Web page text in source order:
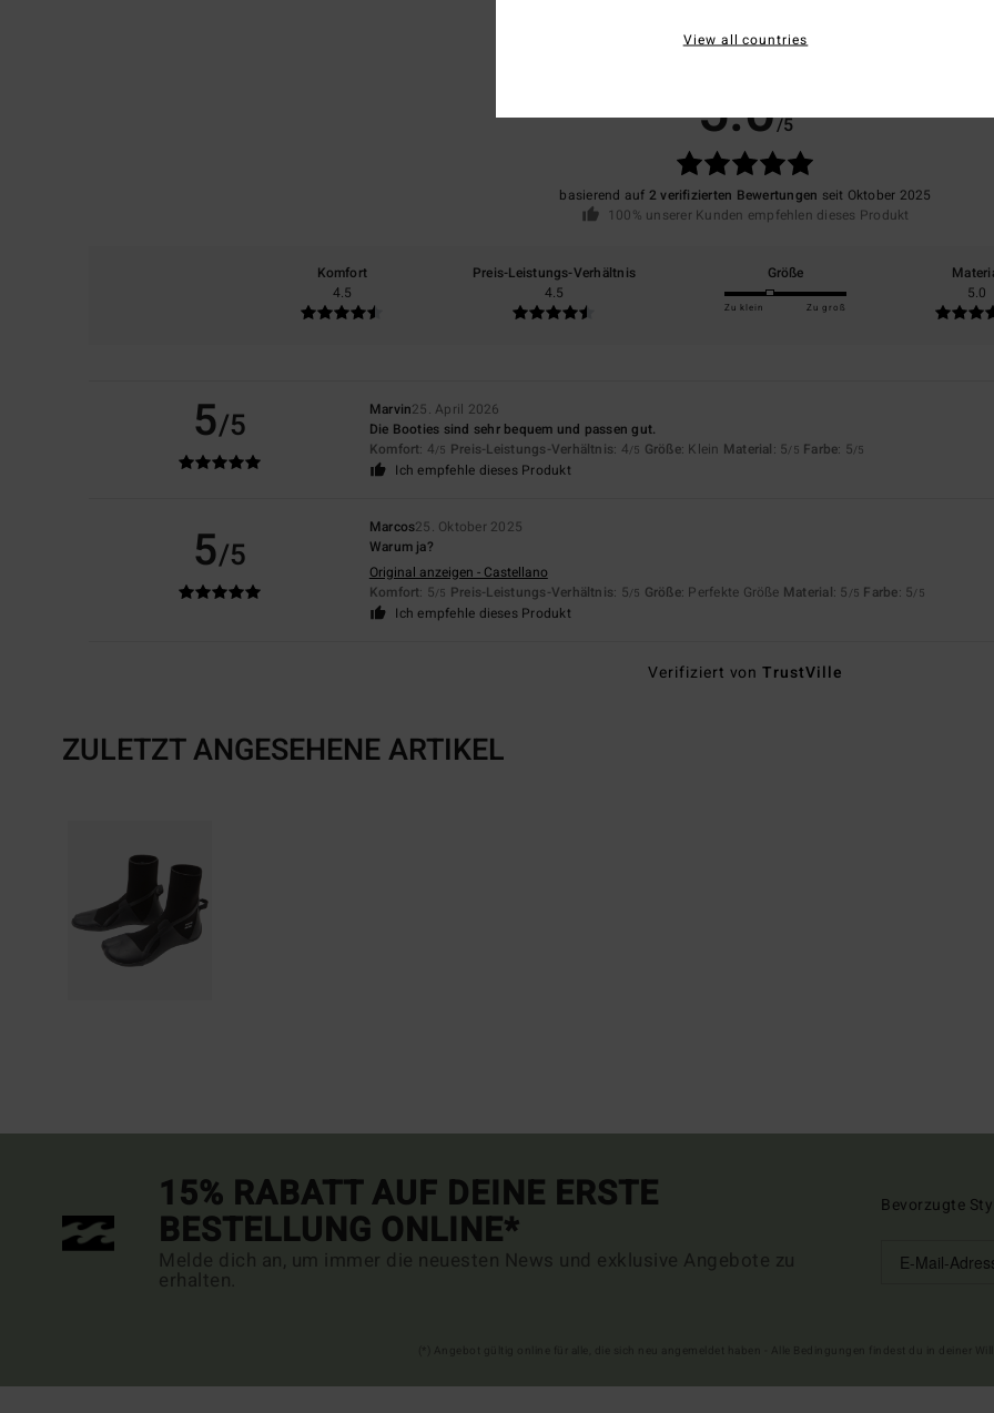
5.0/5
basierend auf 2 verifizierten Bewertungen seit Oktober 2025
100% unserer Kunden empfehlen dieses Produkt
Komfort
4.5
Preis-Leistungs-Verhältnis
4.5
Größe
Zu klein Zu groß
5.0
5/5 Marvin25. April 2026
Die Booties sind sehr bequem und passen gut.
Komfort: 4/5 Preis-Leistungs-Verhältnis: 4/5 Größe: Klein Material: 5/5 Farbe: 5/5
Ich empfehle dieses Produkt
5/5
Marcos25. Oktober 2025
Warum ja?
Original anzeigen - Castellano
Komfort: 5/5 Preis-Leistungs-Verhältnis: 5/5 Größe: Perfekte Größe Material: 5 /5 Farbe: 5/5
Ich empfehle dieses Produkt
Verifiziert vonTrustVille
ZULETZT ANGESEHENE ARTIKEL
15% RABATT AUF DEINE ERSTE
BESTELLUNG ONLINE*
Melde dich an, um immer die neuesten News und exklusive Angebote zu
erhalten.
Bevorzugte
View all countries